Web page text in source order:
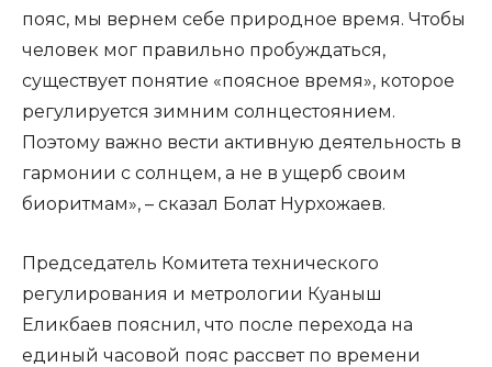
пояс, мы вернем себе природное время. Чтобы
человек мог правильно пробуждаться,
существует понятие «поясное время», которое
регулируется зимним солнцестоянием.
Поэтому важно вести активную деятельность в
гармонии с солнцем, а не в ущерб своим
биоритмам», – сказал Болат Нурхожаев.
Председатель Комитета технического
регулирования и метрологии Куаныш
Еликбаев пояснил, что после перехода на
единый часовой пояс рассвет по времени